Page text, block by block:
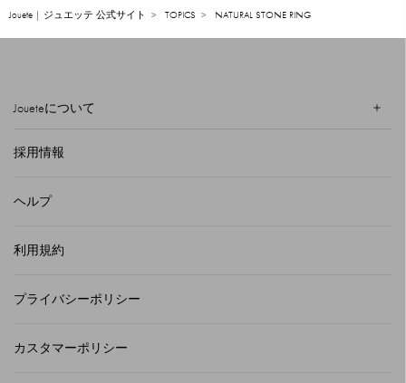
Jouete | ジュエッテ 公式サイト TOPICS NATURAL STONE RING
Joueteについて
採用情報
ヘルプ
利用規約
プライバシーポリシー
カスタマーポリシー